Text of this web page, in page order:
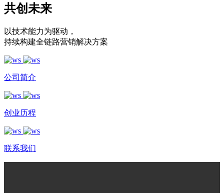
共创未来
以技术能力为驱动 ，
持续构建全链路营销解决方案
公司简介
创业历程
联系我们